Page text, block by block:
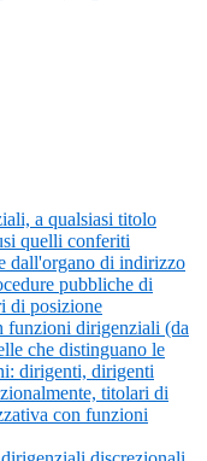
a qualsiasi titolo
quelli conferiti
dall'organo di indirizzo
pubbliche di
di posizione
funzioni dirigenziali (da
che distinguano le
dirigenti, dirigenti
titolari di
con funzioni